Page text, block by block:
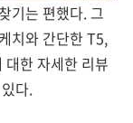
기는 편했다. 그
치와 간단한 T5,
한 자세한 리뷰
다.